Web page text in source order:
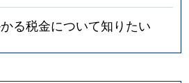
る税金について知りたい